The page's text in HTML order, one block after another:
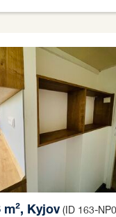
Kyjov(ID 163-